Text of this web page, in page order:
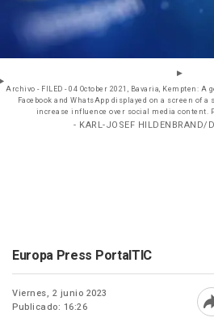
Archivo - FILED - 04 October 2021, Bavaria, Kempten:
Facebook and WhatsApp displayed on a screen of
increase influence over social media content.
- KARL-JOSEF HILDENBRAND/
Europa Press PortalTIC
Viernes, 2 junio 2023
Publicado: 16:26